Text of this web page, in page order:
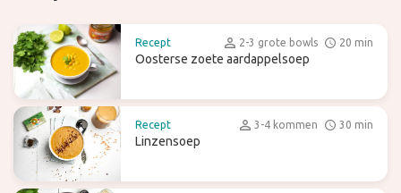
Recept 2-3 grote bowls 20 min
Oosterse zoete aardappelsoep
Recept 3-4 kommen 30 min
Linzensoep